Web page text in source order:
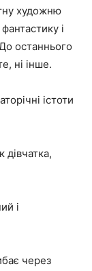
художню
і
останнього
ні інше.
істоти
дівчатка,
і
через